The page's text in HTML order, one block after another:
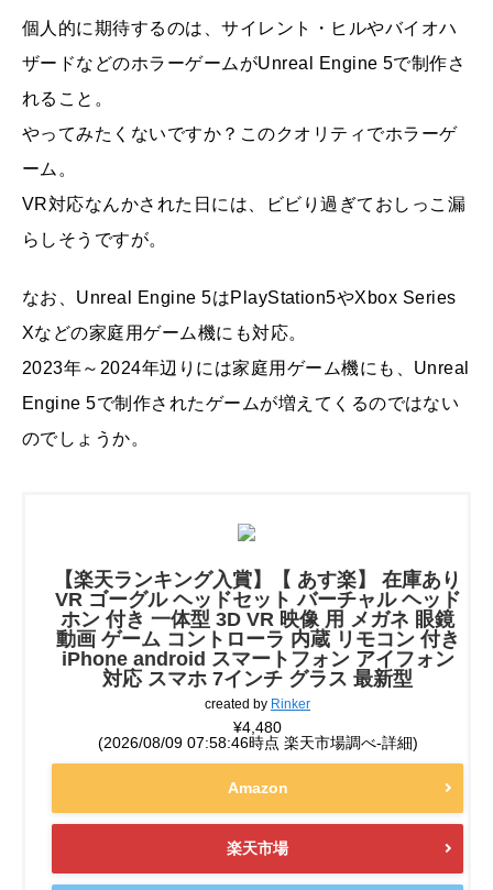
個人的に期待するのは、サイレント・ヒルやバイオハ
ザードなどのホラーゲームがUnreal Engine 5で制作さ
れること。
やってみたくないですか？このクオリティでホラーゲ
ーム。
VR対応なんかされた日には、ビビり過ぎておしっこ漏
らしそうですが。
なお、Unreal Engine 5はPlayStation5やXbox Series
Xなどの家庭用ゲーム機にも対応。
2023年～2024年辺りには家庭用ゲーム機にも、Unreal
Engine 5で制作されたゲームが増えてくるのではない
のでしょうか。
【楽天ランキング入賞】【 あす楽】 在庫あり
VR ゴーグル ヘッドセット バーチャル ヘッド
ホン 付き 一体型 3D VR 映像 用 メガネ 眼鏡
動画 ゲーム コントローラ 内蔵 リモコン 付き
iPhone android スマートフォン アイフォン
対応 スマホ 7インチ グラス 最新型
created by Rinker
¥4,480
(2026/08/09 07:58:46時点 楽天市場調べ-詳細)
Amazon
楽天市場